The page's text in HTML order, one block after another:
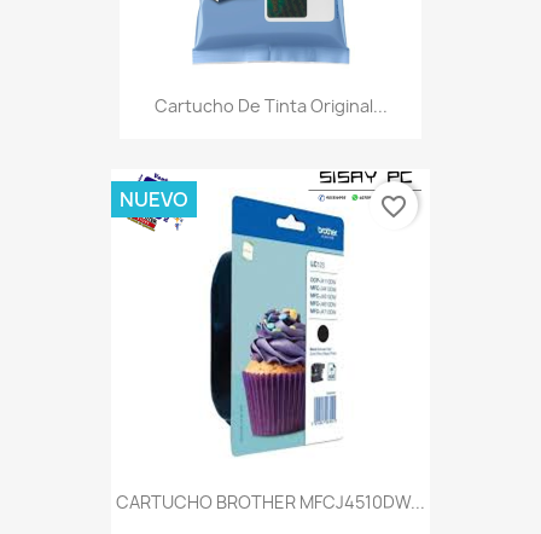
Cartucho De Tinta Original...
CARTUCHO BROTHER MFCJ4510DW...
NUEVO favorite_border